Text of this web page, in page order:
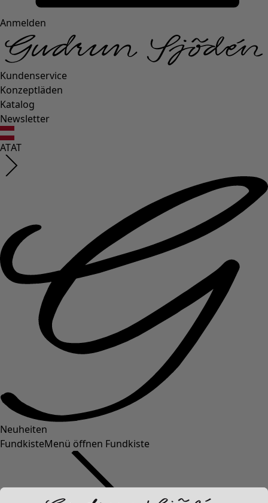
Anmelden
Kundenservice
Konzeptläden
Katalog
Newsletter
ATAT
Neuheiten
FundkisteMenü öffnen Fundkiste